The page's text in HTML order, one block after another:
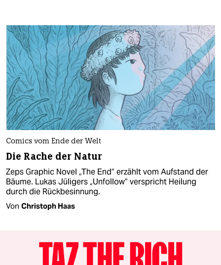
Comics vom Ende der Welt
Die Rache der Natur
Zeps Graphic Novel „The End“ erzählt vom Aufstand der
Bäume. Lukas Jüligers „Unfollow“ verspricht Heilung
durch die Rückbesinnung.
Von Christoph Haas